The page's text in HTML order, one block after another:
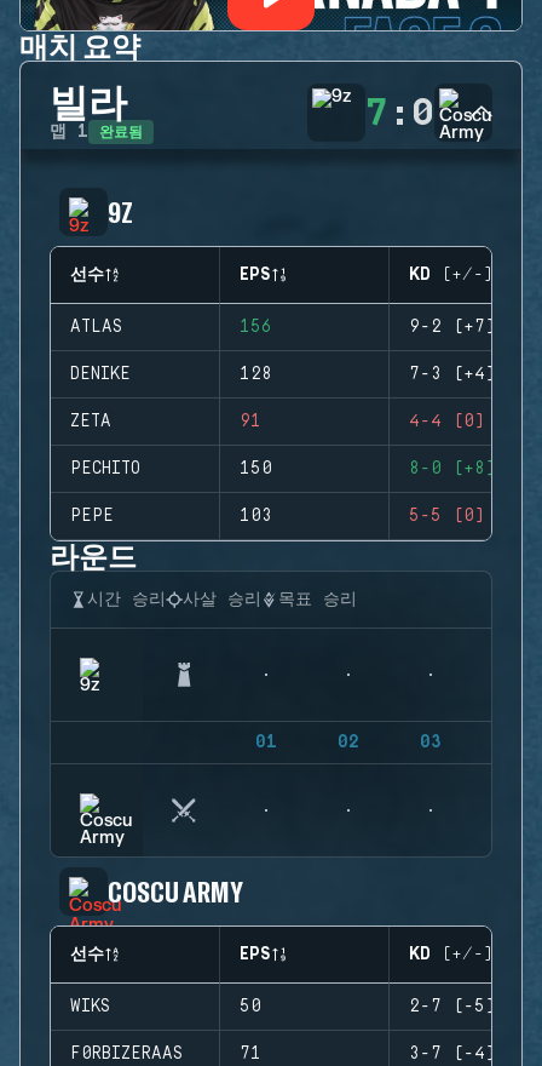
매치 요약
빌라
맵 1 완료됨 7 : 0
9Z
선수 EPS KD (+/-)
ATLAS 156 9-2 (+7)
DENIKE 128 7-3 (+4)
ZETA 91 4-4 (0)
PECHITO 150 8-0 (+8)
PEPE 103 5-5 (0)
라운드
시간 승리 사살 승리 목표 승리
01 02 03
COSCU ARMY
선수 EPS KD (+/-)
WIKS 50 2-7 (-5)
F0RBIZERAAS 71 3-7 (-4)